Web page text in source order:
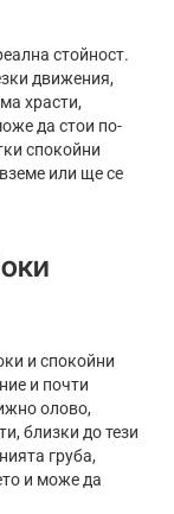
стойност.
движения,
храсти,
да стои по-
спокойни
или ще се
и спокойни
и почти
олово,
близки до тези
груба,
и може да